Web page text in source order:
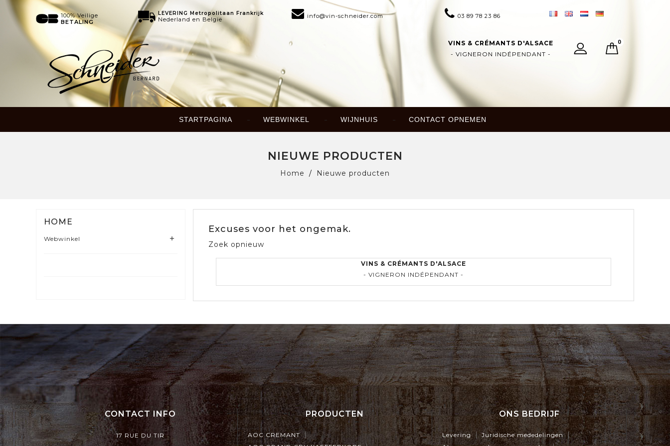
100% Veilige
BETALING
LEVERING Metropolitaan Frankrijk
Nederland en België info@vin-schneider.com 03 89 78 23 86
0
VINS & CRÉMANTS D'ALSACE
- VIGNERON INDÉPENDANT -
STARTPAGINA WEBWINKEL WIJNHUIS CONTACT OPNEMEN
NIEUWE PRODUCTEN
Home Nieuwe producten
HOME
Webwinkel 
Excuses voor het ongemak.
Zoek opnieuw
VINS & CRÉMANTS D'ALSACE
- VIGNERON INDÉPENDANT -
CONTACT INFO
17 RUE DU TIR
PRODUCTEN
AOC CREMANT
ONS BEDRIJF
Levering
Juridische mededelingen